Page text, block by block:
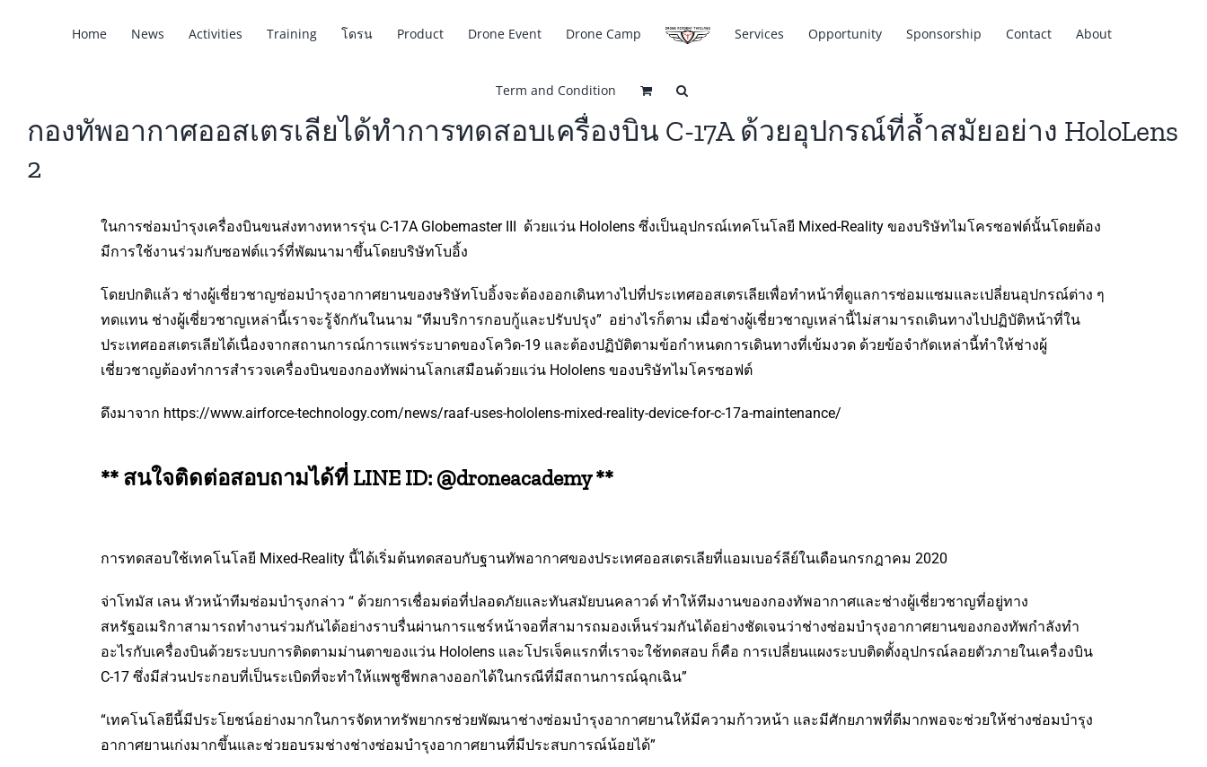
Home News Activities Training โดรน Product Drone Event Drone Camp Services Opportunity Sponsorship Contact About
Term and Condition
กองทัพอากาศออสเตรเลียได้ทำการทดสอบเครื่องบิน C-17A ด้วยอุปกรณ์ที่ล้ำสมัยอย่าง HoloLens
2
ในการซ่อมบำรุงเครื่องบินขนส่งทางทหารรุ่น C-17A Globemaster III ด้วยแว่น Hololens ซึ่งเป็นอุปกรณ์เทคโนโลยี Mixed-Reality ของบริษัทไมโครซอฟต์นั้นโดยต้อง
มีการใช้งานร่วมกับซอฟต์แวร์ที่พัฒนามาขึ้นโดยบริษัทโบอิ้ง
โดยปกติแล้ว ช่างผู้เชี่ยวชาญซ่อมบำรุงอากาศยานของษริษัทโบอิ้งจะต้องออกเดินทางไปที่ประเทศออสเตรเลียเพื่อทำหน้าที่ดูแลการซ่อมแซมและเปลี่ยนอุปกรณ์ต่าง ๆ
ทดแทน ช่างผู้เชี่ยวชาญเหล่านี้เราจะรู้จักกันในนาม “ทีมบริการกอบกู้และปรับปรุง” อย่างไรก็ตาม เมื่อช่างผู้เชี่ยวชาญเหล่านี้ไม่สามารถเดินทางไปปฏิบัติหน้าที่ใน
ประเทศออสเตรเลียได้เนื่องจากสถานการณ์การแพร่ระบาดของโควิด-19 และต้องปฏิบัติตามข้อกำหนดการเดินทางที่เข้มงวด ด้วยข้อจำกัดเหล่านี้ทำให้ช่างผู้
เชี่ยวชาญต้องทำการสำรวจเครื่องบินของกองทัพผ่านโลกเสมือนด้วยแว่น Hololens ของบริษัทไมโครซอฟต์
ดึงมาจาก https://www.airforce-technology.com/news/raaf-uses-hololens-mixed-reality-device-for-c-17a-maintenance/
** สนใจติดต่อสอบถามได้ที่ LINE ID: @droneacademy **
การทดสอบใช้เทคโนโลยี Mixed-Reality นี้ได้เริ่มต้นทดสอบกับฐานทัพอากาศของประเทศออสเตรเลียที่แอมเบอร์ลีย์ในเดือนกรกฎาคม 2020
จ่าโทมัส เลน หัวหน้าทีมซ่อมบำรุงกล่าว “ ด้วยการเชื่อมต่อที่ปลอดภัยและทันสมัยบนคลาวด์ ทำให้ทีมงานของกองทัพอากาศและช่างผู้เชี่ยวชาญที่อยู่ทาง
สหรัฐอเมริกาสามารถทำงานร่วมกันได้อย่างราบรื่นผ่านการแชร์หน้าจอที่สามารถมองเห็นร่วมกันได้อย่างชัดเจนว่าช่างซ่อมบำรุงอากาศยานของกองทัพกำลังทำ
อะไรกับเครื่องบินด้วยระบบการติดตามม่านตาของแว่น Hololens และโปรเจ็คแรกที่เราจะใช้ทดสอบ ก็คือ การเปลี่ยนแผงระบบติดตั้งอุปกรณ์ลอยตัวภายในเครื่องบิน
C-17 ซึ่งมีส่วนประกอบที่เป็นระเบิดที่จะทำให้แพชูชีพกลางออกได้ในกรณีที่มีสถานการณ์ฉุกเฉิน”
“เทคโนโลยีนี้มีประโยชน์อย่างมากในการจัดหาทรัพยากรช่วยพัฒนาช่างซ่อมบำรุงอากาศยานให้มีความก้าวหน้า และมีศักยภาพที่ดีมากพอจะช่วยให้ช่างซ่อมบำรุง
อากาศยานเก่งมากขึ้นและช่วยอบรมช่างช่างซ่อมบำรุงอากาศยานที่มีประสบการณ์น้อยได้”